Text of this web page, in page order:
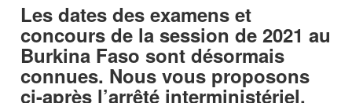
Les dates des examens et
concours de la session de 2021 au
Burkina Faso sont désormais
connues. Nous vous proposons
ci-après l’arrêté interministériel,